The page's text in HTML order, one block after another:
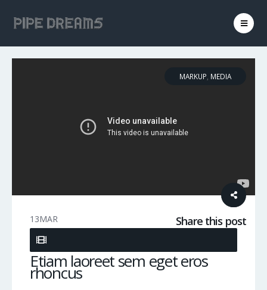
Share this post
13MAR
Etiam laoreet sem eget eros
rhoncus
MARKUP MEDIA